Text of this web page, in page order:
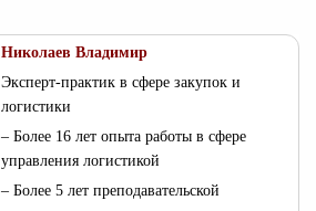
Николаев Владимир
Эксперт-практик в сфере закупок и
логистики
– Более 16 лет опыта работы в сфере
управления логистикой
– Более 5 лет преподавательской